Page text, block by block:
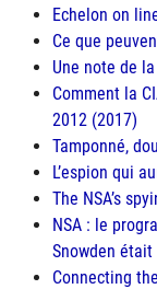
Echelon on
Ce que
Une note de
Comment la
2012 (2017)
Tamponné,
L’espion qui
The NSA’s
NSA : le
Snowden
Connecting